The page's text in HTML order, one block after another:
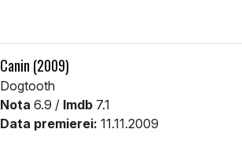
Canin (2009)
Dogtooth
Nota 6.9 / Imdb 7.1
Data premierei: 11.11.2009